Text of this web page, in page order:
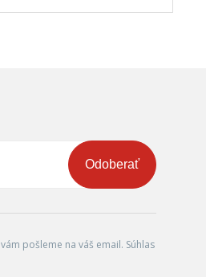
Odoberať
pošleme na váš email. Súhlas